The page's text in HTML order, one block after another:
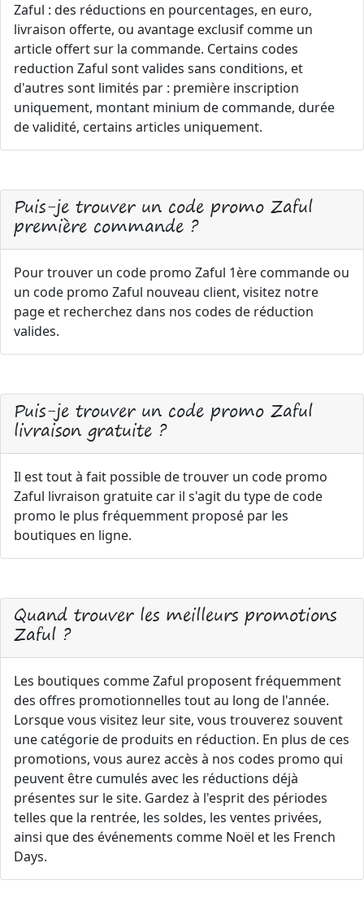
Zaful : des réductions en pourcentages, en euro,
livraison offerte, ou avantage exclusif comme un
article offert sur la commande. Certains codes
reduction Zaful sont valides sans conditions, et
d'autres sont limités par : première inscription
uniquement, montant minium de commande, durée
de validité, certains articles uniquement.
Puis-je trouver un code promo Zaful
première commande ?
Pour trouver un code promo Zaful 1ère commande ou
un code promo Zaful nouveau client, visitez notre
page et recherchez dans nos codes de réduction
valides.
Puis-je trouver un code promo Zaful
livraison gratuite ?
Il est tout à fait possible de trouver un code promo
Zaful livraison gratuite car il s'agit du type de code
promo le plus fréquemment proposé par les
boutiques en ligne.
Quand trouver les meilleurs promotions
Zaful ?
Les boutiques comme Zaful proposent fréquemment
des offres promotionnelles tout au long de l'année.
Lorsque vous visitez leur site, vous trouverez souvent
une catégorie de produits en réduction. En plus de ces
promotions, vous aurez accès à nos codes promo qui
peuvent être cumulés avec les réductions déjà
présentes sur le site. Gardez à l'esprit des périodes
telles que la rentrée, les soldes, les ventes privées,
ainsi que des événements comme Noël et les French
Days.